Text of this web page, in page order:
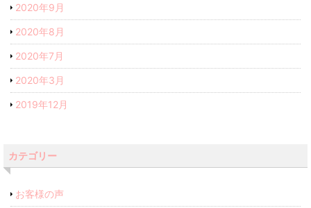
2020年9月
2020年8月
2020年7月
2020年3月
2019年12月
カテゴリー
お客様の声